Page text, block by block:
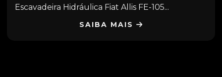
Escavadeira Hidráulica Fiat Allis FE-105...
SAIBA MAIS